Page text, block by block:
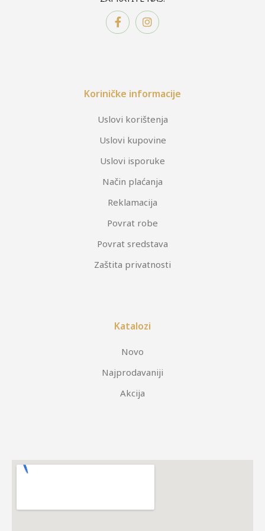
Koriničke informacije
Uslovi korištenja
Uslovi kupovine
Uslovi isporuke
Način plaćanja
Reklamacija
Povrat robe
Povrat sredstava
Zaštita privatnosti
Katalozi
Novo
Najprodavaniji
Akcija